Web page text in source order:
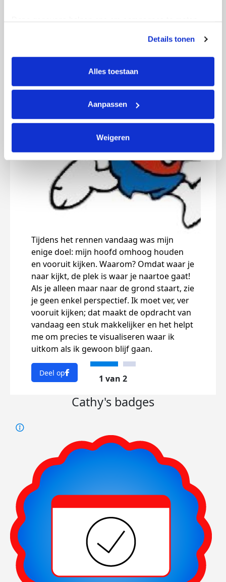
tonen. Je kunt je toestemming op elk moment wijzigen of
intrekken via Cookie instellingen onderaan de pagina. De
lijst met cookies is te vinden in het tabblad “details”.
Details tonen
Alles toestaan
Aanpassen
Weigeren
Tijdens het rennen vandaag was mijn
enige doel: mijn hoofd omhoog houden
en vooruit kijken. Waarom? Omdat waar je
naar kijkt, de plek is waar je naartoe gaat!
Als je alleen maar naar de grond staart, zie
je geen enkel perspectief. Ik moet ver, ver
vooruit kijken; dat maakt de opdracht van
vandaag een stuk makkelijker en het helpt
me om precies te visualiseren waar ik
uitkom als ik gewoon blijf gaan.
Deel op
1 van 2
Cathy's badges